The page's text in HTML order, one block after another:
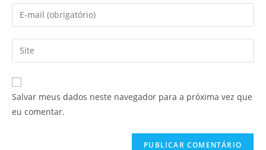
Salvar meus dados neste navegador para a próxima vez que
eu comentar.